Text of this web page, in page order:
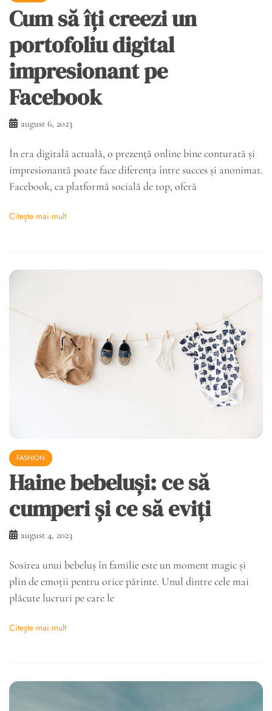
Cum să îți creezi un
portofoliu digital
impresionant pe
Facebook
august 6, 2023
În era digitală actuală, o prezență online bine conturată și
impresionantă poate face diferența între succes și anonimat.
Facebook, ca platformă socială de top, oferă
Citește mai mult
FASHION
Haine bebeluși: ce să
cumperi și ce să eviți
august 4, 2023
Sosirea unui bebeluș în familie este un moment magic și
plin de emoții pentru orice părinte. Unul dintre cele mai
plăcute lucruri pe care le
Citește mai mult